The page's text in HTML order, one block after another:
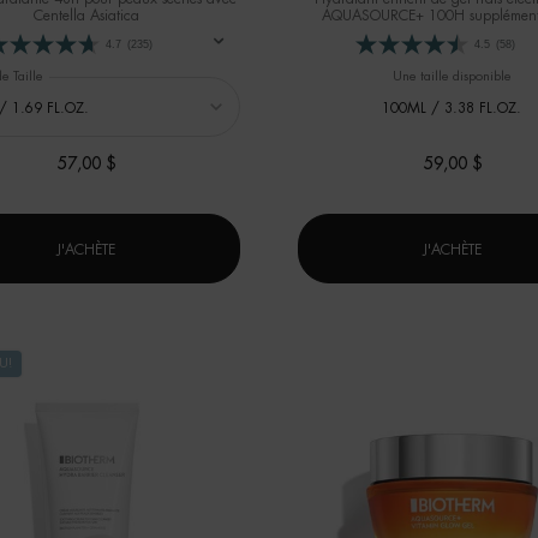
CERAMIDES
Centella Asiatica
4.7 (235)
Taille
57,00 $
J'ACHÈTE AQUASOURCE CRÈME CICA NUTRI AVEC CENTELLA ASIATICA
AQUASOURCE+ 100H
mélange d’électrolytes 7000
4.5 (58)
Une taille disponible
100ML / 3.38 FL.OZ.
59,00 $
J'ACHÈTE